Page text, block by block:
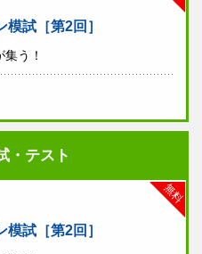
試［第2回］
う！
・テスト
無料
試［第2回］